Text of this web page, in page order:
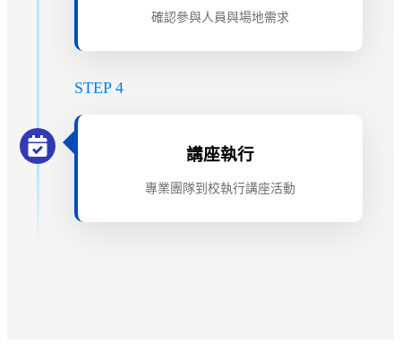
確認參與人員與場地需求
STEP 4
講座執行
專業團隊到校執行講座活動